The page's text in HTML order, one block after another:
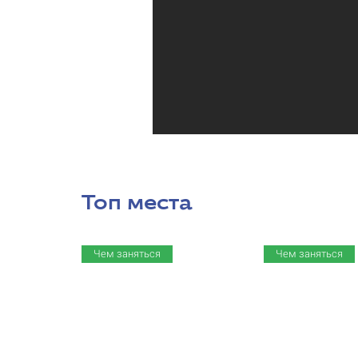
Топ места
Чем заняться Чем заняться